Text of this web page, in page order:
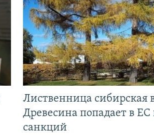
Лиственница сибирская
Древесина попадает в ЕС
санкций